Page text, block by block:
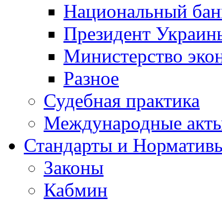
Национальный
Президент
Министерство
Разное
Судебная практика
Международные
Стандарты и
Законы
Кабмин